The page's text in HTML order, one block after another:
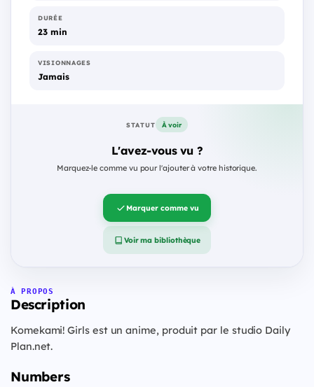
DURÉE
23 min
VISIONNAGES
Jamais
STATUT À voir
L'avez-vous vu ?
Marquez-le comme vu pour l'ajouter à votre historique.
Marquer comme vu
Voir ma bibliothèque
À PROPOS
Description
Komekami! Girls est un anime, produit par le studio Daily
Plan.net.
Numbers